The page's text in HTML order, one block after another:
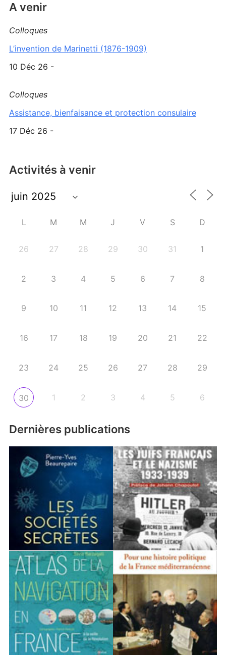
A venir
Colloques
L’invention de Marinetti (1876-1909)
10 Déc 26 -
Colloques
Assistance, bienfaisance et protection consulaire
17 Déc 26 -
Activités à venir
L M M J V S D
26 27 28 29 30 31 1
2 3 4 5 6 7 8
9 10 11 12 13 14 15
16 17 18 19 20 21 22
23 24 25 26 27 28 29
30 1 2 3 4 5 6
Dernières publications